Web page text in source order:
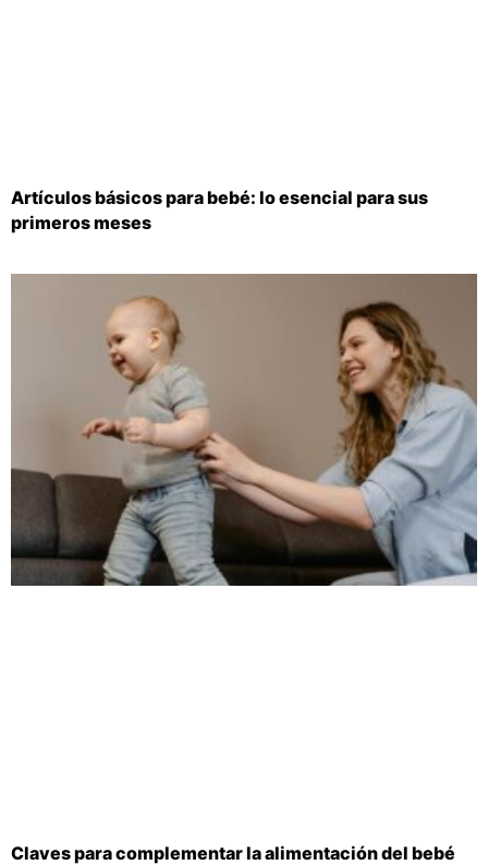
Artículos básicos para bebé: lo esencial para sus
primeros meses
Claves para complementar la alimentación del bebé